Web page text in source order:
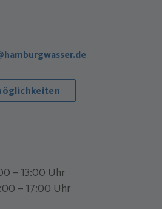
– 13:00 Uhr
– 17:00 Uhr